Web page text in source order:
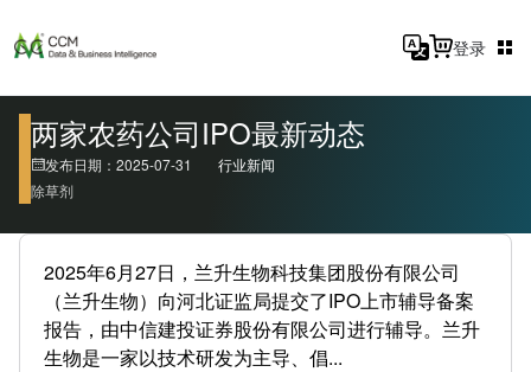
登录
两家农药公司IPO最新动态
发布日期：2025-07-31
行业新闻
除草剂
2025年6月27日，兰升生物科技集团股份有限公司
（兰升生物）向河北证监局提交了IPO上市辅导备案
报告，由中信建投证券股份有限公司进行辅导。兰升
生物是一家以技术研发为主导、倡...